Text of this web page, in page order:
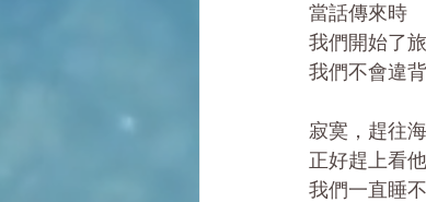
當話傳來時
我們開始了
我們不會違
寂寞，趕往
正好趕上看
我們一直睡